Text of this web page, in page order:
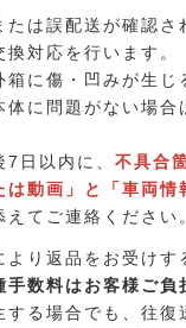
たは誤配送が確認さ
換対応を行います。
箱に傷・凹みが生じ
体に問題がない場合
7日以内に、 不具合
は動画」と「車両情
えてご連絡ください
より返品をお受けす
手数料はお客様ご負
する場合でも、往復